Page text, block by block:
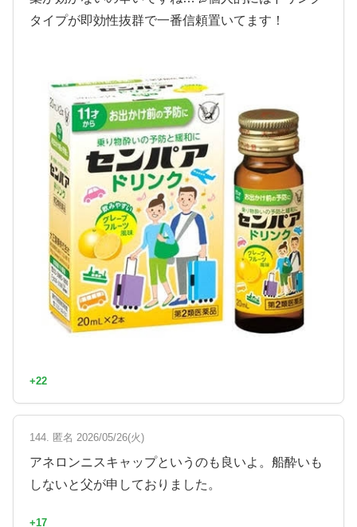
タイプが即効性抜群で一番信頼置いてます！
+22
144. 匿名 2026/05/26(火)
アネロンニスキャップというのも良いよ。船酔いも
しないと父が申しておりました。
+17